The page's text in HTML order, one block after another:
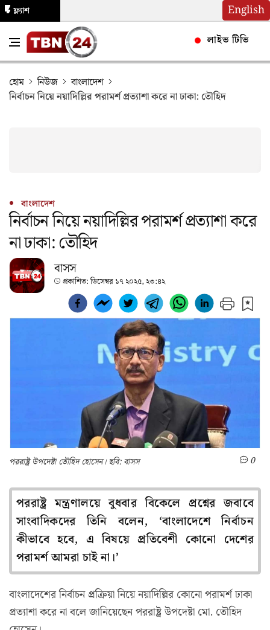
English
ফ্ল্যাশ
লাইভ টিভি
হোম নিউজ
বাংলাদেশ
নির্বাচন নিয়ে নয়াদিল্লির পরামর্শ প্রত্যাশা করে না ঢাকা: তৌহিদ
বাংলাদেশ
নির্বাচন নিয়ে নয়াদিল্লির পরামর্শ প্রত্যাশা করে
না ঢাকা: তৌহিদ
বাসস
প্রকাশিত:ডিসেম্বর ১৭ ২০২৫, ২৩:৪২
পররাষ্ট্র উপদেষ্টা তৌহিদ হোসেন। ছবি: বাসস 0
পররাষ্ট্র মন্ত্রণালয়ে বুধবার বিকেলে প্রশ্নের জবাবে
সাংবাদিকদের তিনি বলেন, ‘বাংলাদেশে নির্বাচন
কীভাবে হবে, এ বিষয়ে প্রতিবেশী কোনো দেশের
পরামর্শ আমরা চাই না।’
বাংলাদেশের নির্বাচন প্রক্রিয়া নিয়ে নয়াদিল্লির কোনো পরামর্শ ঢাকা
প্রত্যাশা করে না বলে জানিয়েছেন পররাষ্ট্র উপদেষ্টা মো. তৌহিদ